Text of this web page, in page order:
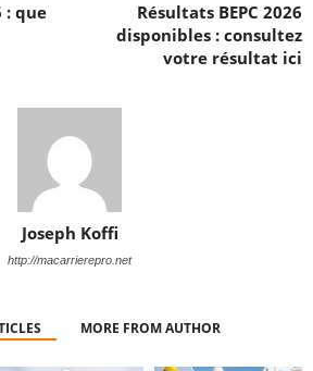
: que
Résultats BEPC 2026
disponibles : consultez
votre résultat ici
Joseph Koffi
http://macarrierepro.net
MORE FROM AUTHOR